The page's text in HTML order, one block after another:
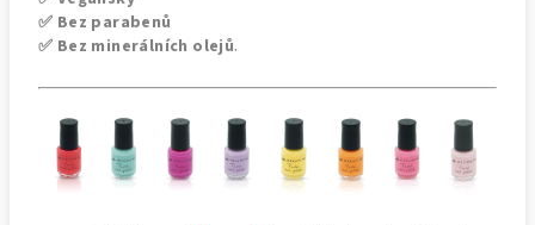
✅ Bez parabenů
✅ Bez minerálních olejů.